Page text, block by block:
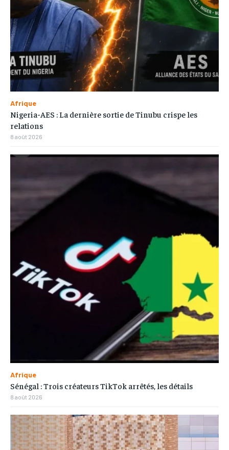
Afrique
Nigeria-AES : La dernière sortie de Tinubu crispe les
relations
8 août 2026
Afrique
Sénégal : Trois créateurs TikTok arrêtés, les détails
8 août 2026